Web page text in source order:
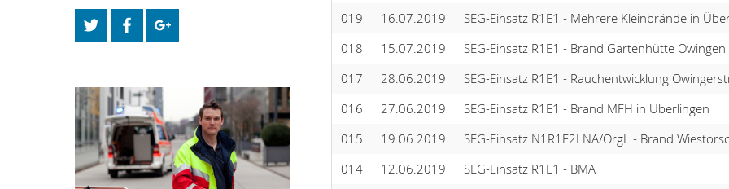
019
16.07.2019
SEG-Einsatz R1E1 - Mehrere Kleinbrände in
018
15.07.2019
SEG-Einsatz R1E1 - Brand Gartenhütte Owingen
017
28.06.2019
SEG-Einsatz R1E1 - Rauchentwicklung
016
27.06.2019
SEG-Einsatz R1E1 - Brand MFH in Überlingen
015
19.06.2019
SEG-Einsatz N1R1E2LNA/OrgL - Brand
014
12.06.2019
SEG-Einsatz R1E1 - BMA